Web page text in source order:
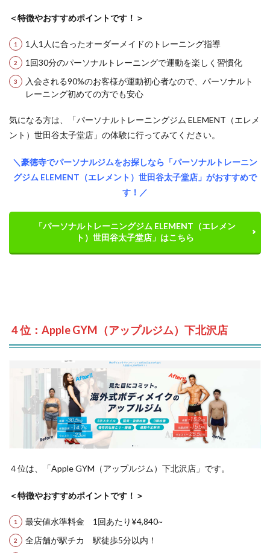
＜特徴やおすすめポイントです！＞
1人1人に合ったオーダーメイドのトレーニング指導
1回30分のパーソナルトレーニングで運動を楽しく習慣化
入会される90%のお客様が運動初心者なので、パーソナルト
レーニング初めての方でも安心
気になる方は、「パーソナルトレーニングジム ELEMENT（エレメ
ント）世田谷太子堂店」の体験に行ってみてください。
＼豪徳寺でパーソナルジムをお探しなら「パーソナルトレーニン
グジム ELEMENT（エレメント）世田谷太子堂店」がおすすめで
す！／
「パーソナルトレーニングジム ELEMENT（エレメン
ト）世田谷太子堂店」はこちら
４位：Apple GYM（アップルジム）下北沢店
４位は、「Apple GYM（アップルジム）下北沢店」です。
＜特徴やおすすめポイントです！＞
最安値水準料金 1回あたり¥4,840~
全店舗が駅チカ 駅徒歩5分以内！